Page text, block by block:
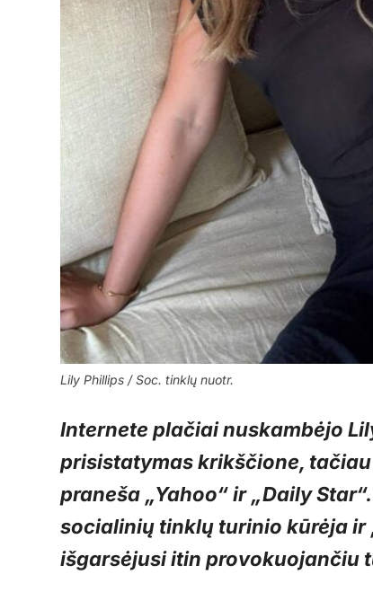
Lily Phillips / Soc. tinklų nuotr.
Internete plačiai nuskambėjo
prisistatymas krikščione,
praneša „Yahoo“ ir „Daily Star“
socialinių tinklų turinio kūrėja ir
išgarsėjusi itin provokuojančiu